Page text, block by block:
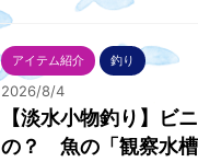
アイテム紹介 釣り
2026/8/4
【淡水小物釣り】ビ
の？ 魚の「観察水